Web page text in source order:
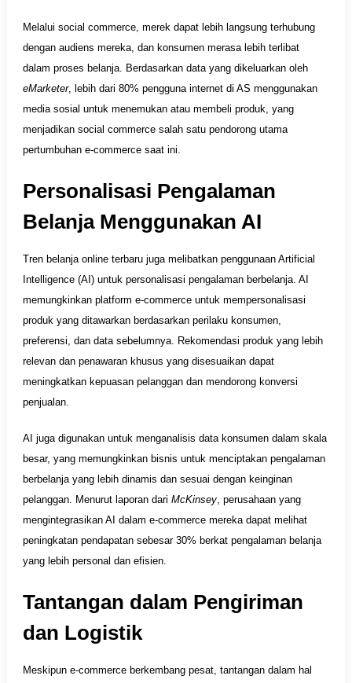
Melalui social commerce, merek dapat lebih langsung terhubung
dengan audiens mereka, dan konsumen merasa lebih terlibat
dalam proses belanja. Berdasarkan data yang dikeluarkan oleh
eMarketer, lebih dari 80% pengguna internet di AS menggunakan
media sosial untuk menemukan atau membeli produk, yang
menjadikan social commerce salah satu pendorong utama
pertumbuhan e-commerce saat ini.
Personalisasi Pengalaman
Belanja Menggunakan AI
Tren belanja online terbaru juga melibatkan penggunaan Artificial
Intelligence (AI) untuk personalisasi pengalaman berbelanja. AI
memungkinkan platform e-commerce untuk mempersonalisasi
produk yang ditawarkan berdasarkan perilaku konsumen,
preferensi, dan data sebelumnya. Rekomendasi produk yang lebih
relevan dan penawaran khusus yang disesuaikan dapat
meningkatkan kepuasan pelanggan dan mendorong konversi
penjualan.
AI juga digunakan untuk menganalisis data konsumen dalam skala
besar, yang memungkinkan bisnis untuk menciptakan pengalaman
berbelanja yang lebih dinamis dan sesuai dengan keinginan
pelanggan. Menurut laporan dari McKinsey, perusahaan yang
mengintegrasikan AI dalam e-commerce mereka dapat melihat
peningkatan pendapatan sebesar 30% berkat pengalaman belanja
yang lebih personal dan efisien.
Tantangan dalam Pengiriman
dan Logistik
Meskipun e-commerce berkembang pesat, tantangan dalam hal